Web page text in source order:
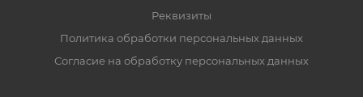
Реквизиты
Политика обработки персональных данных
Согласие на обработку персональных данных